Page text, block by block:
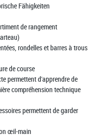
Fähigkeiten
de rangement
rondelles et barres à trous
de course
permettent d'apprendre de
compréhension technique
permettent de garder
œil-main